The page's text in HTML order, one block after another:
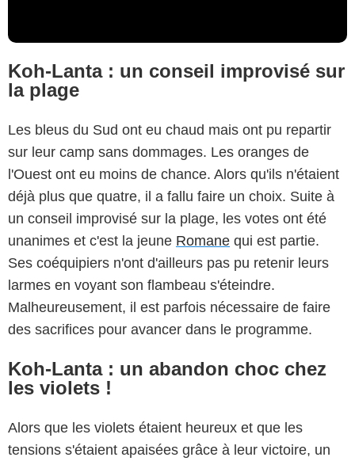
Koh-Lanta : un conseil improvisé sur
la plage
Les bleus du Sud ont eu chaud mais ont pu repartir
sur leur camp sans dommages. Les oranges de
l'Ouest ont eu moins de chance. Alors qu'ils n'étaient
déjà plus que quatre, il a fallu faire un choix. Suite à
un conseil improvisé sur la plage, les votes ont été
unanimes et c'est la jeune Romane qui est partie.
Ses coéquipiers n'ont d'ailleurs pas pu retenir leurs
larmes en voyant son flambeau s'éteindre.
Malheureusement, il est parfois nécessaire de faire
des sacrifices pour avancer dans le programme.
Koh-Lanta : un abandon choc chez
les violets !
Alors que les violets étaient heureux et que les
tensions s'étaient apaisées grâce à leur victoire, un